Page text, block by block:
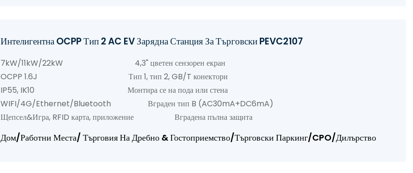
Интелигентна OCPP Тип 2 AC EV Зарядна Станция За Търговски PEVC2107
7kW/11kW/22kW 4,3" цветен сензорен екран
OCPP 1.6J Тип 1, тип 2, GB/T конектори
IP55, IK10 Монтира се на пода или стена
WIFI/4G/Ethernet/Bluetooth Вграден тип B (AC30mA+DC6mA)
Щепсел&Игра, RFID карта, приложение Вградена пълна защита
Дом/Работни Места/ Търговия На Дребно & Гостоприемство/Търговски Паркинг/CPO/Дилърство